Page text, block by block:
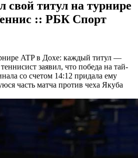
свой титул на турнире
:: РБК Спорт
ATP в Дохе: каждый титул —
заявил, что победа на тай-
со счетом 14:12 придала ему
часть матча против чеха Якуба